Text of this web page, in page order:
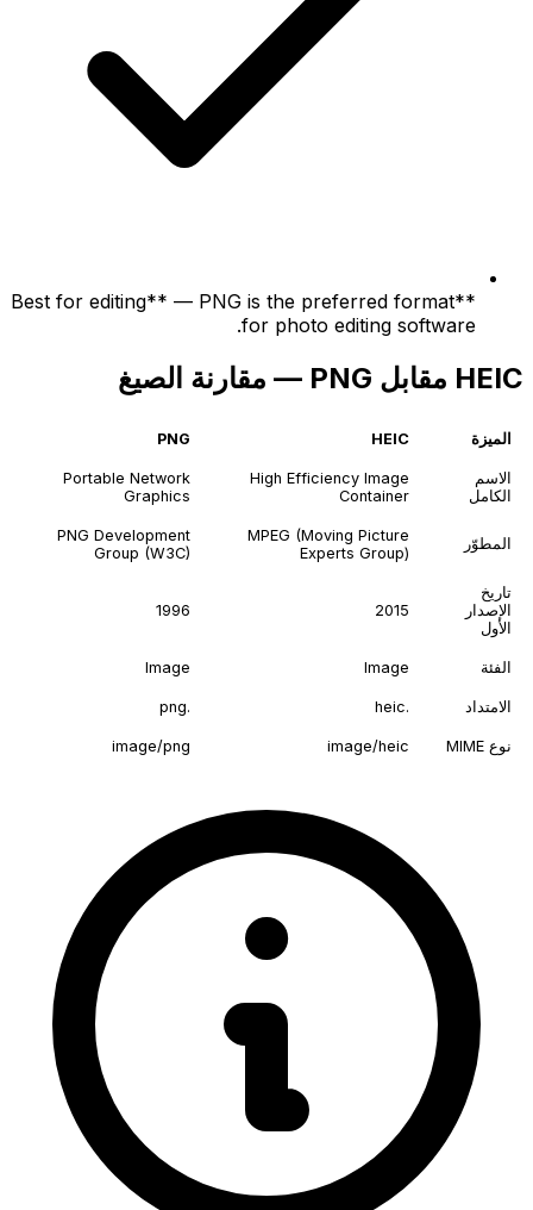
**Best for editing** — PNG is the preferred format
for photo editing software.
HEIC مقابل PNG — مقارنة الصيغ
الميزة HEIC
PNG
الاسم
الكامل
High Efficiency Image
Container
Portable Network
Graphics
المطوّر
MPEG (Moving Picture
Experts Group)
PNG Development
Group (W3C)
تاريخ
الإصدار
الأول
2015
1996
الفئة Image
Image
الامتداد .heic
.png
نوع MIME image/heic
image/png